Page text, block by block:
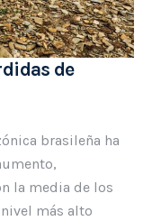
de
brasileña ha
la media de los
más alto